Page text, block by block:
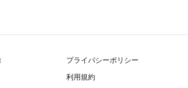
プライバシーポリシー
利用規約